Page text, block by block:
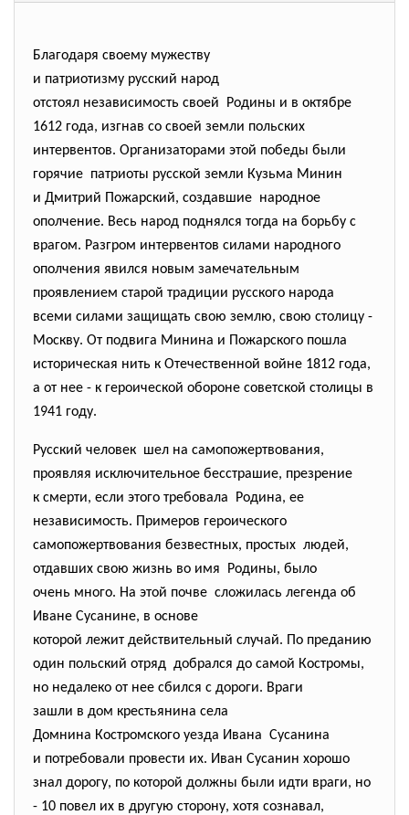
Благодаря своему мужеству
и патриотизму русский народ
отстоял независимость своей Родины и в октябре
1612 года, изгнав со своей земли польских
интервентов. Организаторами этой победы были
горячие патриоты русской земли Кузьма Минин
и Дмитрий Пожарский, создавшие народное
ополчение. Весь народ поднялся тогда на борьбу с
врагом. Разгром интервентов силами народного
ополчения явился новым замечательным
проявлением старой традиции русского народа
всеми силами защищать свою землю, свою столицу -
Москву. От подвига Минина и Пожарского пошла
историческая нить к Отечественной войне 1812 года,
а от нее - к героической обороне советской столицы в
1941 году.
Русский человек шел на самопожертвования,
проявляя исключительное бесстрашие, презрение
к смерти, если этого требовала Родина, ее
независимость. Примеров героического
самопожертвования безвестных, простых людей,
отдавших свою жизнь во имя Родины, было
очень много. На этой почве сложилась легенда об
Иване Сусанине, в основе
которой лежит действительный случай. По преданию
один польский отряд добрался до самой Костромы,
но недалеко от нее сбился с дороги. Враги
зашли в дом крестьянина села
Домнина Костромского уезда Ивана Сусанина
и потребовали провести их. Иван Сусанин хорошо
знал дорогу, по которой должны были идти враги, но
- 10 повел их в другую сторону, хотя сознавал,